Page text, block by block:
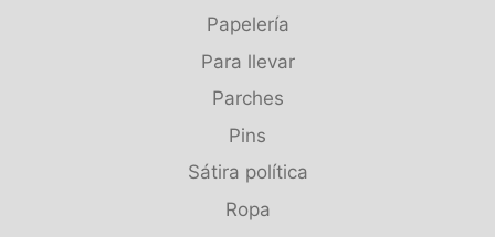
Papelería
Para llevar
Parches
Pins
Sátira política
Ropa